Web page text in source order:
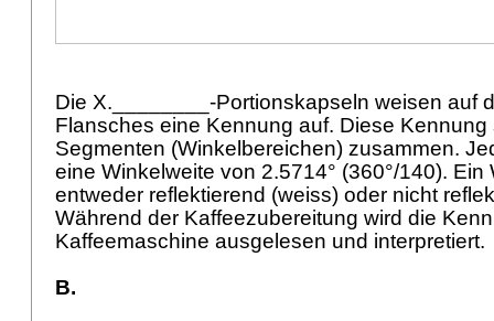
Die X.________-Portionskapseln weisen auf
Flansches eine Kennung auf. Diese
Segmenten (Winkelbereichen) zusammen.
eine Winkelweite von 2.5714° (360°/140). Ein
entweder reflektierend (weiss) oder nicht
Während der Kaffeezubereitung wird die
Kaffeemaschine ausgelesen und interpretiert.
B.